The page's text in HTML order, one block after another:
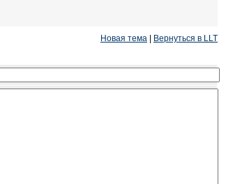
Новая тема Вернуться в LLT